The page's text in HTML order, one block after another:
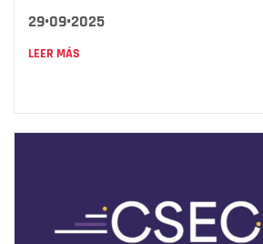
29•09•2025
LEER MÁS